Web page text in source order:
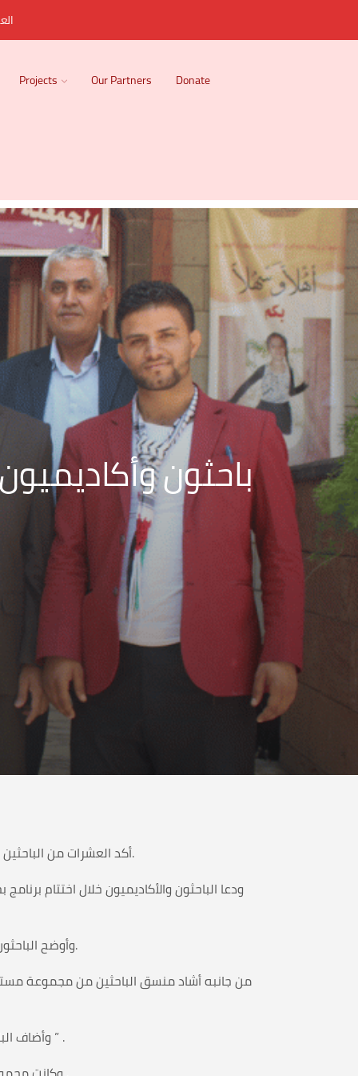
Projects Our Partners Donate
باحثون
أكد العشرات من الباحثين والأكاديميين على ضرورة وأهمية وجود مركز أبحاث خاص يعنى ببيانات واحصائيات مرضى الثلاسيميا والدم الوراثي في اليمن.
ودعا الباحثون والأكاديميون خلال اختتام
وأوضح الباحثون أن قسم الاحصاء والمعلومات في المركز يعتبر المصدر الوحيد للطلاب والمهتمين في مجال أمراض الدم الوراثي في اليمن.
من جانبه أشاد منسق الباحثين من مجموعة
وأضاف الباحث البروي قوله ” لقد وفر المركز لنا كل المعلومات والبيانات التي نحتاجها في بحثنا وزودنا بالأدبيات والمطبوعات المتعددة ” .